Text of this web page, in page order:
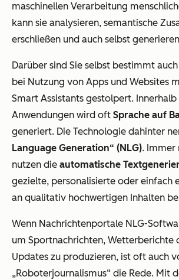
maschinellen Verarbeitung
kann sie analysieren, semantische
erschließen und auch selbst
Darüber sind Sie selbst bestimmt
bei Nutzung von Apps und Websites
Smart Assistants gestolpert. Innerhalb
Anwendungen wird oft Sprache auf
generiert. Die Technologie dahinter
Language Generation“ (NLG). Immer
nutzen die automatische
gezielte, personalisierte oder einfach
an qualitativ hochwertigen Inhalten
Wenn Nachrichtenportale NLG-
um Sportnachrichten, Wetterberichte
Updates zu produzieren, ist oft auch
„Roboterjournalismus“ die Rede. Mit